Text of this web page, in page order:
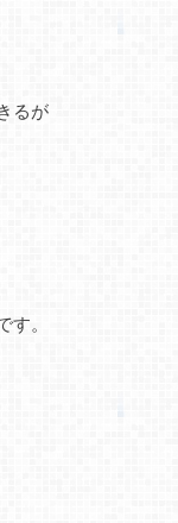
るが
。